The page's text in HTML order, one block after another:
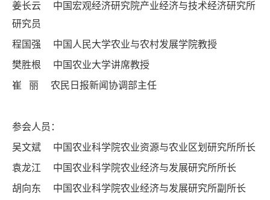
姜长云 中国宏观经济研究院产业经济与技术经济研究所
研究员
程国强 中国人民大学农业与农村发展学院教授
樊胜根 中国农业大学讲席教授
崔 丽 农民日报新闻协调部主任
参会人员：
吴文斌 中国农业科学院农业资源与农业区划研究所所长
袁龙江 中国农业科学院农业经济与发展研究所所长
胡向东 中国农业科学院农业经济与发展研究所副所长